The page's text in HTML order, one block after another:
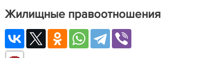
Жилищные правоотношения